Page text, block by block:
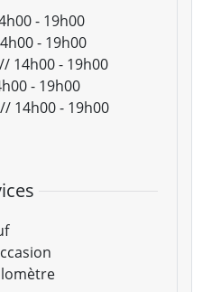
- 19h00
- 19h00
14h00 - 19h00
- 19h00
14h00 - 19h00